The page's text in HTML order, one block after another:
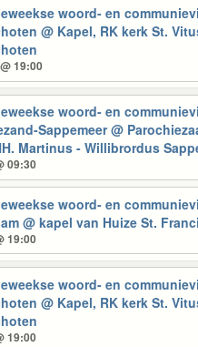
woord- en
@ Kapel, RK kerk St.
19:00
woord- en
Sappemeer@
Martinus - Willibrordus
09:30
woord- en
@ kapel van Huize St.
19:00
woord- en
@ Kapel, RK kerk St.
19:00